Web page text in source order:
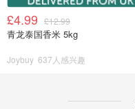
£4.99 £12.99
青龙泰国香米 5kg
Joybuy 637人感兴趣